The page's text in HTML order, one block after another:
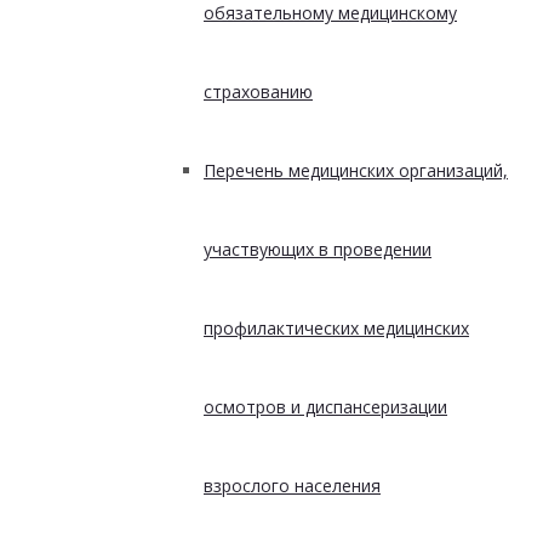
обязательному медицинскому
страхованию
Перечень медицинских организаций,
участвующих в проведении
профилактических медицинских
осмотров и диспансеризации
взрослого населения